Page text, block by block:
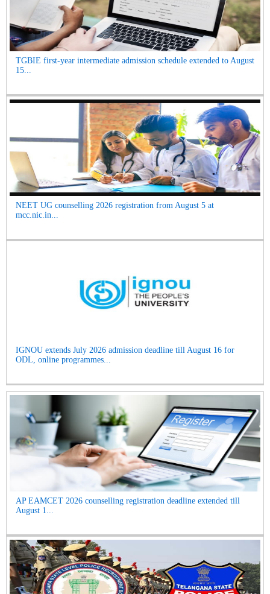
TGBIE first-year intermediate admission schedule extended to August
15...
NEET UG counselling 2026 registration from August 5 at
mcc.nic.in...
IGNOU extends July 2026 admission deadline till August 16 for
ODL, online programmes...
AP EAMCET 2026 counselling registration deadline extended till
August 1...